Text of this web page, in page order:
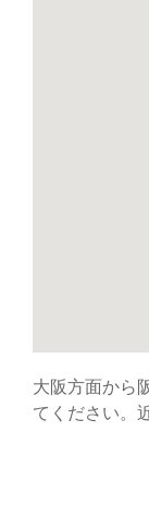
大阪方面から
てください。